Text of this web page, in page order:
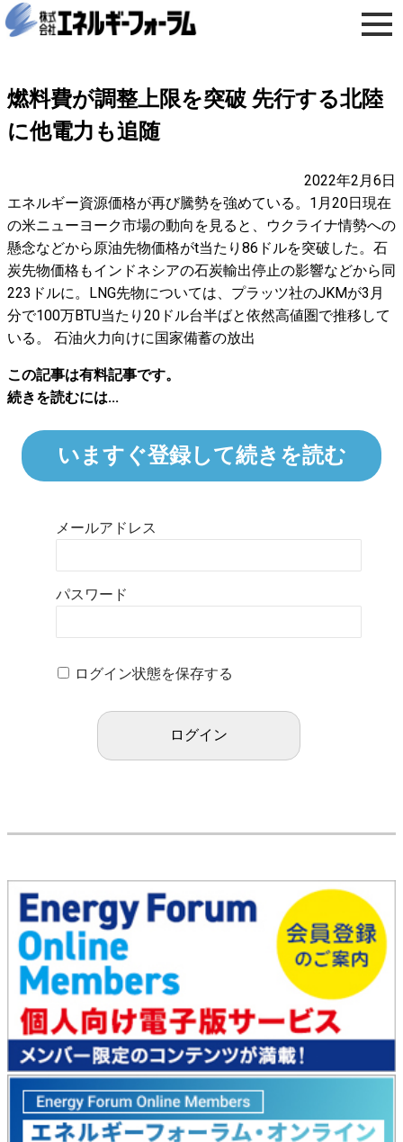
燃料費が調整上限を突破 先行する北陸
に他電力も追随
2022年2月6日
エネルギー資源価格が再び騰勢を強めている。1月20日現在
の米ニューヨーク市場の動向を見ると、ウクライナ情勢への
懸念などから原油先物価格がt当たり86ドルを突破した。石
炭先物価格もインドネシアの石炭輸出停止の影響などから同
223ドルに。LNG先物については、プラッツ社のJKMが3月
分で100万BTU当たり20ドル台半ばと依然高値圏で推移して
いる。 石油火力向けに国家備蓄の放出
この記事は有料記事です。
続きを読むには...
いますぐ登録して続きを読む
メールアドレス
パスワード
ログイン状態を保存する